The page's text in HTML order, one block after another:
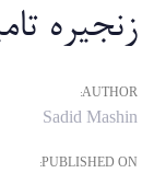
زنجیره
AUTHOR:
Sadid Mashin
PUBLISHED ON: